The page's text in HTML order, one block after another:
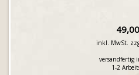
inkl. MwSt.
versandfertig
1-2